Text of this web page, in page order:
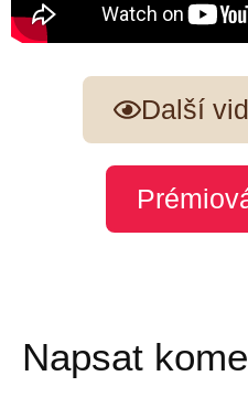
Další
Napsat